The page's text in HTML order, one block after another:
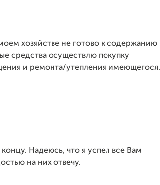
хозяйстве не готово к содержанию
средства осуществлю покупку
и ремонта/утепления имеющегося.
Надеюсь, что я успел все Вам
на них отвечу.